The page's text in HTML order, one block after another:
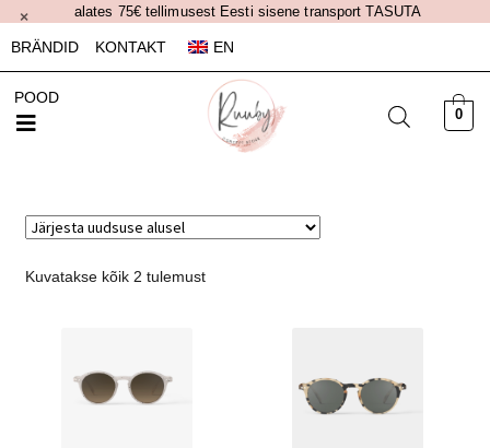
alates 75€ tellimusest Eesti sisene transport TASUTA
×
BRÄNDID
KONTAKT EN
POOD
0
Kuvatakse kõik 2 tulemust